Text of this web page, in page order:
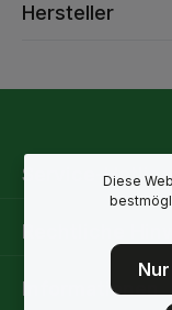
Hersteller
Service-Hotline
Rechtliche
Informationen
Diese